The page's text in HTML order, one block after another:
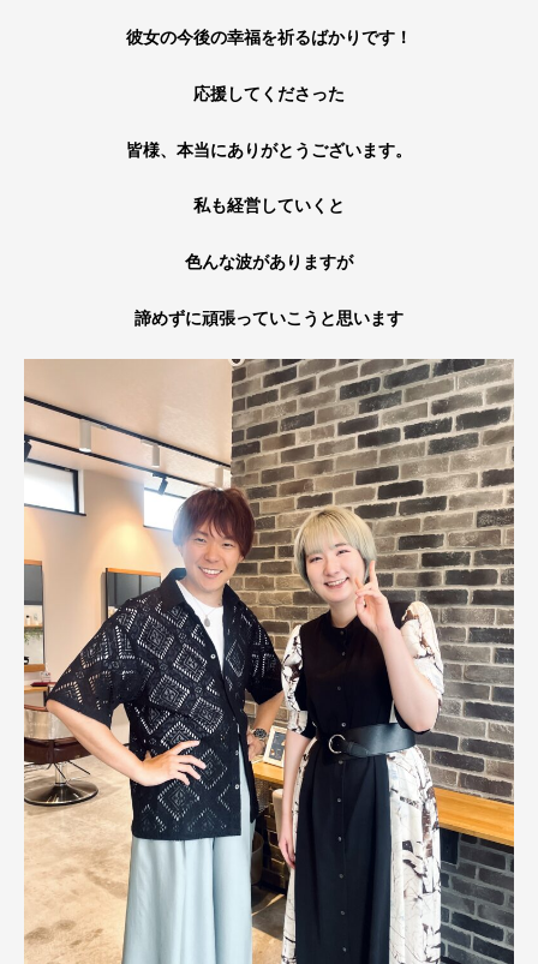
彼女の今後の幸福を祈るばかりです！
応援してくださった
皆様、本当にありがとうございます。
私も経営していくと
色んな波がありますが
諦めずに頑張っていこうと思います